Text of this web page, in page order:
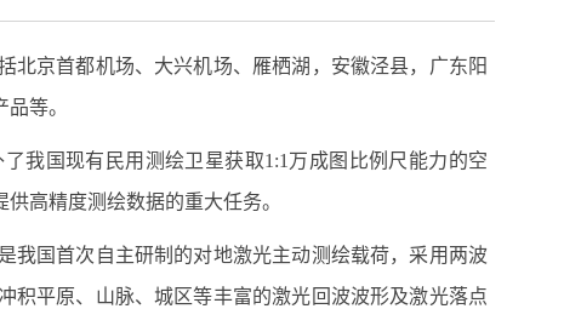
北京首都机场、大兴机场、雁栖湖，安徽泾县，广东阳
等。
我国现有民用测绘卫星获取1:1 万成图比例尺能力的空
高精度测绘数据的重大任务。
我国首次自主研制的对地激光主动测绘载荷，采用两波
积平原、山脉、城区等丰富的激光回波波形及激光落点